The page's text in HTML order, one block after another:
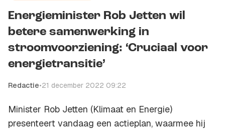
Energieminister Rob Jetten wil
betere samenwerking in
stroomvoorziening: ‘Cruciaal voor
energietransitie’
Redactie•21 december 2022 09:22
Minister Rob Jetten (Klimaat en Energie)
presenteert vandaag een actieplan, waarmee hij